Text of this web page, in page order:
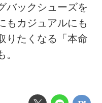
バックシューズを
もカジュアルにも
りたくなる「本命